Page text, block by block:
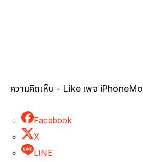
ความคิดเห็น - Like เพจ
Facebook
X
LINE